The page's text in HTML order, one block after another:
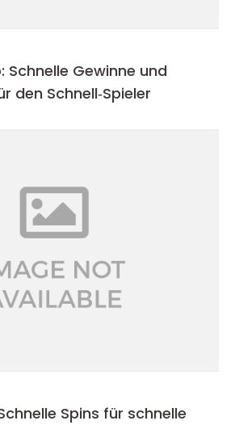
Schnelle Gewinne und
den Schnell‑Spieler
Spins für schnelle